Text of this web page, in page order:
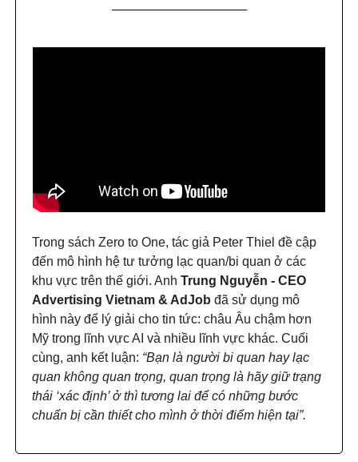
Trong sách Zero to One, tác giả Peter Thiel đề cập
đến mô hình hệ tư tưởng lạc quan/bi quan ở các
khu vực trên thế giới. Anh Trung Nguyễn - CEO
Advertising Vietnam & AdJob đã sử dụng mô
hình này để lý giải cho tin tức: châu Âu chậm hơn
Mỹ trong lĩnh vực AI và nhiều lĩnh vực khác. Cuối
cùng, anh kết luận: “Bạn là người bi quan hay lạc
quan không quan trọng, quan trọng là hãy giữ trạng
thái ‘xác định’ ở thì tương lai để có những bước
chuẩn bị cần thiết cho mình ở thời điểm hiện tại”.